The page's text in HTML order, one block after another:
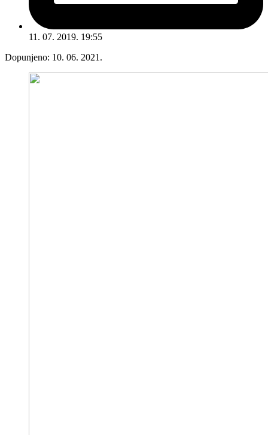
11. 07. 2019. 19:55
Dopunjeno: 10. 06. 2021.